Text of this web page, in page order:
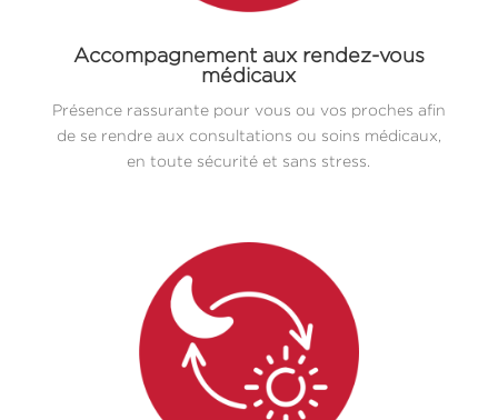
Accompagnement aux rendez-vous
médicaux
Présence rassurante pour vous ou vos proches afin
de se rendre aux consultations ou soins médicaux,
en toute sécurité et sans stress.